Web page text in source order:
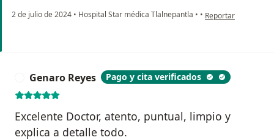
2 de julio de 2024 • Hospital Star médica Tlalnepantla • • en opinión del
Reportar
Genaro Reyes Pago y cita verificados
Excelente Doctor, atento, puntual, limpio y
explica a detalle todo.